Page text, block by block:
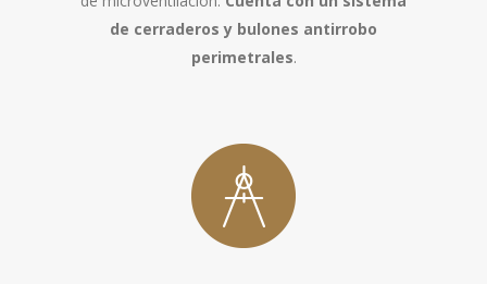
de cerraderos y bulones antirrobo
perimetrales.